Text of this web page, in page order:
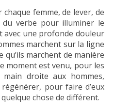
femme, de lever, de
verbe pour illuminer le
avec une profonde douleur
marchent sur la ligne
qu’ils marchent de manière
moment est venu, pour les
droite aux hommes,
pour faire d’eux
chose de différent.